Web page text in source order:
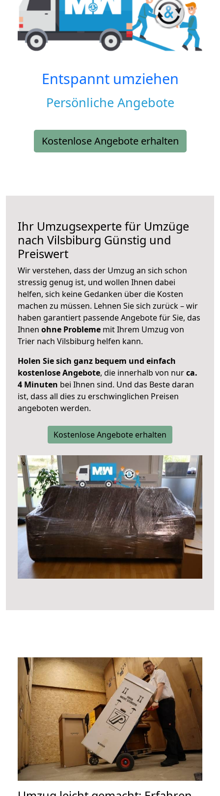
Entspannt umziehen
Persönliche Angebote
Kostenlose Angebote erhalten
Ihr Umzugsexperte für Umzüge
nach Vilsbiburg Günstig und
Preiswert
Wir verstehen, dass der Umzug an sich schon
stressig genug ist, und wollen Ihnen dabei
helfen, sich keine Gedanken über die Kosten
machen zu müssen. Lehnen Sie sich zurück – wir
haben garantiert passende Angebote für Sie, das
Ihnen ohne Probleme mit Ihrem Umzug von
Trier nach Vilsbiburg helfen kann.
Holen Sie sich ganz bequem und einfach
kostenlose Angebote, die innerhalb von nurca.
4 Minuten bei Ihnen sind. Und das Beste daran
ist, dass all dies zu erschwinglichen Preisen
angeboten werden.
Kostenlose Angebote erhalten